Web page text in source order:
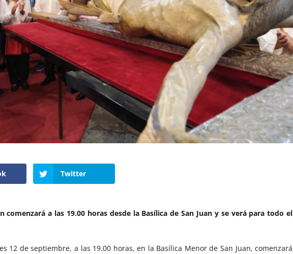
Twitter
comenzará a las 19.00 horas desde la Basílica de San Juan y se verá para todo el
12 de septiembre, a las 19.00 horas, en la Basílica Menor de San Juan, comenzará